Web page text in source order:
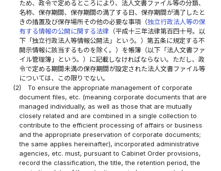
ため、政令で定めるところにより、法人文書ファイル等の分類、
名称、保存期間、保存期間の満了する日、保存期間が満了したと
きの措置及び保存場所その他の必要な事項（独立行政法人等の保
有する情報の公開に関する法律 （平成十三年法律第百四十号。以
下「独立行政法人等情報公開法」という。）第五条に規定する不
開示情報に該当するものを除く。）を帳簿（以下「法人文書ファ
イル管理簿」という。）に記載しなければならない。ただし、政
令で定める期間未満の保存期間が設定された法人文書ファイル等
については、この限りでない。
(2)
To ensure the appropriate management of corporate
document files, etc. (meaning corporate documents that are
managed individually, as well as those that are mutually
closely related and are combined in a single collection to
contribute to the efficient processing of affairs or business
and the appropriate preservation of corporate documents;
the same applies hereinafter), incorporated administrative
agencies, etc. must, pursuant to Cabinet Order provisions,
record the classification, the title, the retention period, the